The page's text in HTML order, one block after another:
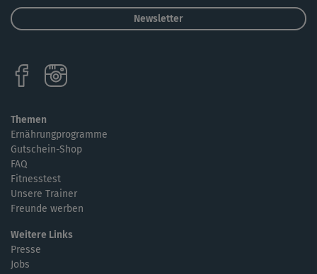
Newsletter
Themen
Ernährungprogramme
Gutschein-Shop
FAQ
Fitnesstest
Unsere Trainer
Freunde werben
Weitere Links
Presse
Jobs